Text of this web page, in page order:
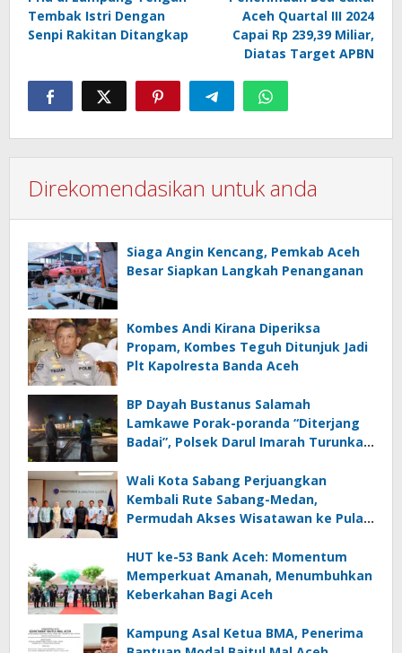
Tembak Istri Dengan
Senpi Rakitan Ditangkap
Aceh Quartal III 2024
Capai Rp 239,39 Miliar,
Diatas Target APBN
Direkomendasikan untuk anda
Siaga Angin Kencang, Pemkab Aceh
Besar Siapkan Langkah Penanganan
Kombes Andi Kirana Diperiksa
Propam, Kombes Teguh Ditunjuk Jadi
Plt Kapolresta Banda Aceh
BP Dayah Bustanus Salamah
Lamkawe Porak-poranda “Diterjang
Badai”, Polsek Darul Imarah Turunkan
Wali Kota Sabang Perjuangkan
Kembali Rute Sabang-Medan,
Permudah Akses Wisatawan ke Pulau
HUT ke-53 Bank Aceh: Momentum
Memperkuat Amanah, Menumbuhkan
Keberkahan Bagi Aceh
Kampung Asal Ketua BMA, Penerima